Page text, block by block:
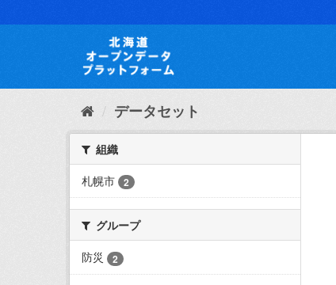
キ
て
データセット
組織
札幌市
2
グループ
防災
2